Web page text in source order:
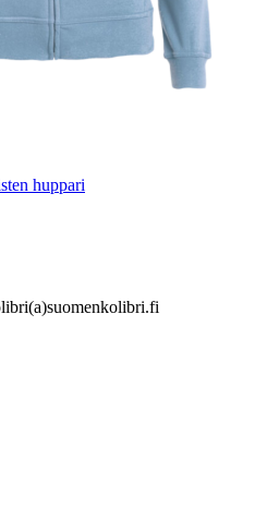
huppari